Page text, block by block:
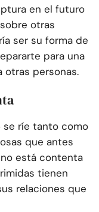
en el futuro
otras
ser su forma de
para una
otras personas.
se ríe tanto como
que antes
está contenta
tienen
relaciones que